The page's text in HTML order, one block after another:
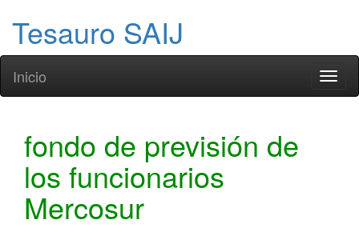
Tesauro SAIJ
Inicio
fondo de previsión de
los funcionarios
Mercosur